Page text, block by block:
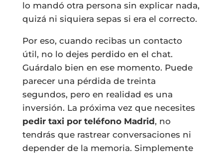
lo mandó otra persona sin explicar nada,
quizá ni siquiera sepas si era el correcto.
Por eso, cuando recibas un contacto
útil, no lo dejes perdido en el chat.
Guárdalo bien en ese momento. Puede
parecer una pérdida de treinta
segundos, pero en realidad es una
inversión. La próxima vez que necesites
pedir taxi por teléfono Madrid, no
tendrás que rastrear conversaciones ni
depender de la memoria. Simplemente